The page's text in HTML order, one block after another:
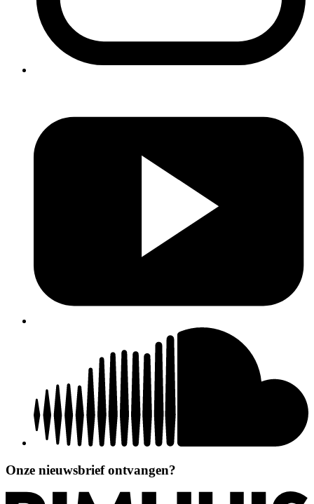
Onze nieuwsbrief ontvangen?